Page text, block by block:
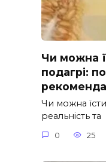
Чи можна
подагрі:
Чи можна
реальність та
0 25